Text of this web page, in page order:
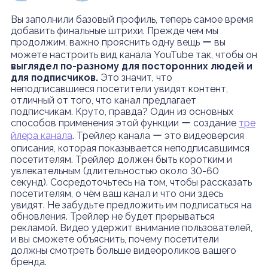
Вы заполнили базовый профиль, теперь самое время
добавить финальные штрихи. Прежде чем мы
продолжим, важно прояснить одну вещь ー вы
можете настроить вид канала YouTube так, чтобы он
выглядел по-разному для посторонних людей и
для подписчиков.Это значит, что
неподписавшиеся посетители увидят контент,
отличный от того, что канал предлагает
подписчикам. Круто, правда? Один из основных
способов применения этой функции ー создание тре
йлера канала. Трейлер канала ー это видеоверсия
описания, которая показывается неподписавшимся
посетителям. Трейлер должен быть коротким и
увлекательным (длительностью около 30-60
секунд). Сосредоточьтесь на том, чтобы рассказать
посетителям, о чём ваш канал и что они здесь
увидят. Не забудьте предложить им подписаться на
обновления. Трейлер не будет прерываться
рекламой. Видео удержит внимание пользователей,
и вы сможете объяснить, почему посетители
должны смотреть больше видеороликов вашего
бренда.